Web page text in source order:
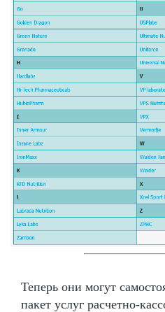
Теперь они могут
пакет услуг расчетно-